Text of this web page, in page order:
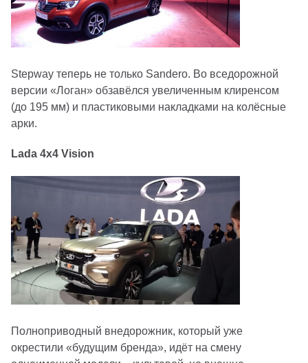
Stepway теперь не только Sandero. Во вседорожной
версии «Логан» обзавёлся увеличенным клиренсом
(до 195 мм) и пластиковыми накладками на колёсные
арки.
Lada 4x4 Vision
Полноприводный внедорожник, который уже
окрестили «будущим бренда», идёт на смену